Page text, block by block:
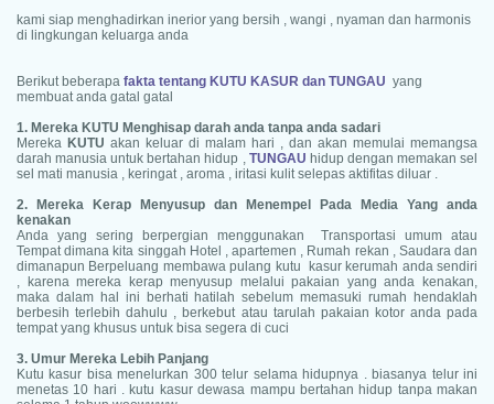
kami siap menghadirkan inerior yang bersih , wangi , nyaman dan harmonis
di lingkungan keluarga anda
Berikut beberapa fakta tentang KUTU KASUR dan TUNGAU yang
membuat anda gatal gatal
1. Mereka KUTU Menghisap darah anda tanpa anda sadari
Mereka KUTU akan keluar di malam hari , dan akan memulai memangsa
darah manusia untuk bertahan hidup , TUNGAU hidup dengan memakan sel
sel mati manusia , keringat , aroma , iritasi kulit selepas aktifitas diluar .
2. Mereka Kerap Menyusup dan Menempel Pada Media Yang anda
kenakan
Anda yang sering berpergian menggunakan Transportasi umum atau
Tempat dimana kita singgah Hotel , apartemen , Rumah rekan , Saudara dan
dimanapun Berpeluang membawa pulang kutu kasur kerumah anda sendiri
, karena mereka kerap menyusup melalui pakaian yang anda kenakan,
maka dalam hal ini berhati hatilah sebelum memasuki rumah hendaklah
berbesih terlebih dahulu , berkebut atau tarulah pakaian kotor anda pada
tempat yang khusus untuk bisa segera di cuci
3. Umur Mereka Lebih Panjang
Kutu kasur bisa menelurkan 300 telur selama hidupnya . biasanya telur ini
menetas 10 hari . kutu kasur dewasa mampu bertahan hidup tanpa makan